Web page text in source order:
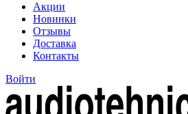
Акции
Новинки
Отзывы
Доставка
Контакты
Войти